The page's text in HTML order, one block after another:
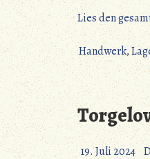
Lies den
Handwerk,
19. Juli 2024